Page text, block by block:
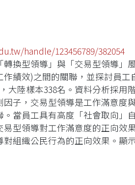
handle/123456789/382054
換型領導」與「交易型領導」
績效)之間的關聯，並探討員
大陸樣本338名。資料分析採用
子，交易型領導是工作滿意度
當員工具有高度「社會取向」
型領導對工作滿意度的正向效
組織公民行為的正向效果。顯